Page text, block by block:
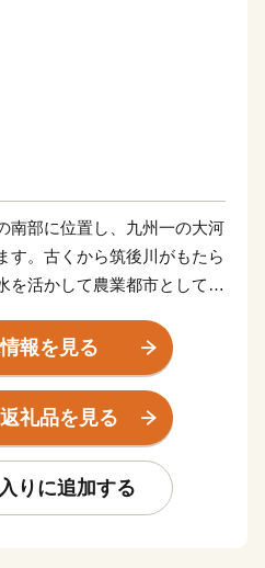
南部に位置し、九州一の大河
す。古くから筑後川がもたら
を活かして農業都市として栄
の商業の中心地となり、国産
有名な「アサヒシューズ」
タイヤメーカーの「ブリヂス
業のまちとして発展してきま
た独自の食文化は当時の労働
、久留米のグルメとして現在
報を見る
礼品を見る
りに追加する